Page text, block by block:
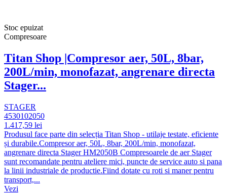
Stoc epuizat
Compresoare
Titan Shop |Compresor aer, 50L, 8bar,
200L/min, monofazat, angrenare directa
Stager...
STAGER
4530102050
1.417,59 lei
Produsul face parte din selecția Titan Shop - utilaje testate, eficiente
și durabile.Compresor aer, 50L, 8bar, 200L/min, monofazat,
angrenare directa Stager HM2050B Compresoarele de aer Stager
sunt recomandate pentru ateliere mici, puncte de service auto si pana
la linii industriale de productie.Fiind dotate cu roti si maner pentru
transport,...
Vezi